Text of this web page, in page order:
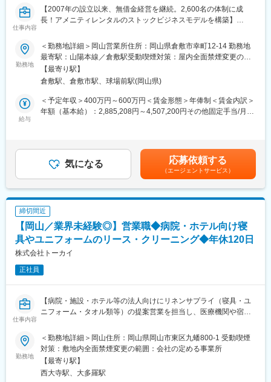
残業時間は月20～30h程想定ですが、トラブルがなければほとん
ど発生しないこともございます。
■魅力：
自分の手で工場の機械を守り会社の製品を守っているというやり
がいを感じながら働ける職場です。岡山は業務が細分化されてい
ないため幅広いスキルが身につくほか、SDGsに関わる取り組み
す。
■当社の特徴：
新しい、今でいうところの「ベンチャー」でした。社会において
必要とされる事業であると直感し、その可能性に着目。以来、病
院やホテルで使われるシーツ、白衣、そして各種産業に関わるあ
てきました。
変更の範囲：無
仕事内容
【2007年の設立以来、無借金経営を継続。2,600名の体制に成
長！アメニティレンタルのストックビジネスモデルを構築】
を図るため、このたび新たな仲間をお迎えすることとなりまし
た。
■業務詳細：
病院や介護施設に向けて、入院・入所時に必要な衣類やタオル、
日用品などをレンタルできる「アメニティサポートシステム」を
提案する営業です。ニーズに応じて、人材派遣・紹介サービスや
献性も高く、今後の高齢化社会において成長が見込める成長産業
です。 また、病院や介護施設の業務軽減に貢献する事で、患者
様、利用者様へのサービス向上に直結する為、大変やりがいのあ
■キャリアアップについて：
本人の頑張りを昇給、昇格にて評価される制度が御座います。ま
た、事業拡大に伴い、新規の営業所も出店しており、営業所長や
エリアを管理する責任者などのポストがある為、早期のキャリア
アップが見込めます。 ※実際に入社4年前後で所長になった中途入
品）をレンタルするアメニティサポートシステムを提供している
会社です。
ご利用者への提供・回収・請求まで全て弊社で受け持っておりま
す。そのため医療・介護施設の業務負担の軽減もでき多くのメリ
ットがあります。拠点は北海道から九州まで展開し、毎年増収・
増益と確実に業績伸長しています。
勤務地
＜勤務地詳細＞岡山営業所住所：岡山県倉敷市幸町12-14 勤務地
最寄駅：山陽本線／倉敷駅受動喫煙対策：屋内全面禁煙変更の範
囲：本文参照
【最寄り駅】
倉敷駅、倉敷市駅、球場前駅(岡山県)
給与
＜予定年収＞400万円～600万円＜賃金形態＞年俸制＜賃金内訳＞
年額（基本給）：2,885,208円～4,507,200円その他固定手当/月：
無＞有＜残業手当＞有＜給与補足＞※経験・能力・前職の給与など
を考慮するため上下する可能性があります・評価：年2回（4月・
10月/売上実績だけでなく取り組み姿勢や提案プロセスなどの定性
評価も重視）・年収例：370-480万円(主任/入社2-3年)⇒420-550
万円(係長/入社3-5年)賃金はあくまでも目安の金額であり、選考を
通じて上下する可能性があります。月給(月額)は固定手当を含めた
表記です。
気になる 応募依頼する
（エージェントサービス）
締切間近
【岡山／業界未経験◎】営業職◆病院・ホテル向け寝
具やユニフォームのリース・クリーニング◆年休120日
株式会社トーカイ
正社員
仕事内容
【病院・施設・ホテル等の法人向けにリネンサプライ（寝具・ユ
ニフォーム・タオル類等）の提案営業を担当し、医療機関や宿泊
■業務概要
当社の企画営業職として、病院や介護施設、ホテルなどの法人顧
客に向けて、寝具・ユニフォーム・タオル類等のリース及びクリ
ーニングサービスの提案営業を担当します。顧客の課題やニーズ
を細やかにヒアリングし、最適なリネンサプライサービスを提供
勤務地
＜勤務地詳細＞岡山住所：岡山県岡山市東区九蟠800-1 受動喫煙
対策：敷地内全面禁煙変更の範囲：会社の定める事業所
【最寄り駅】
西大寺駅、大多羅駅